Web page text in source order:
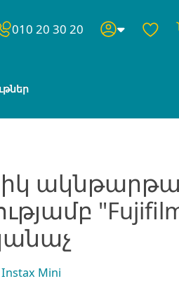
010 20 30 20
Instax Mini